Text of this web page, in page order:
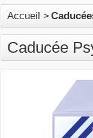
Accueil >
Caducée